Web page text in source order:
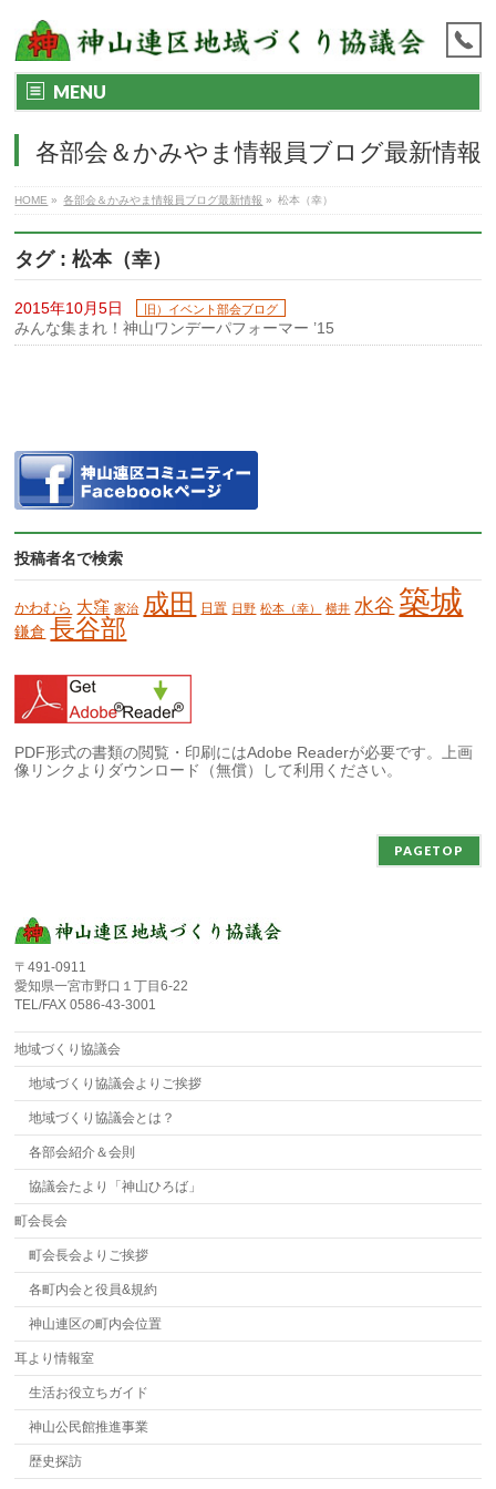
MENU
各部会＆かみやま情報員ブログ最新情報
HOME » 各部会＆かみやま情報員ブログ最新情報 » 松本（幸）
タグ : 松本（幸）
2015年10月5日 旧）イベント部会ブログ
みんな集まれ！神山ワンデーパフォーマー ’15
投稿者名で検索
かわむら 大窪 家治 成田 日置 日野 松本（幸） 横井 水谷 築城
鎌倉 長谷部
PDF形式の書類の閲覧・印刷にはAdobe Readerが必要です。上画
像リンクよりダウンロード（無償）して利用ください。
PAGETOP
〒491-0911
愛知県一宮市野口１丁目6-22
TEL/FAX 0586-43-3001
地域づくり協議会
地域づくり協議会よりご挨拶
地域づくり協議会とは？
各部会紹介＆会則
協議会たより「神山ひろば」
町会長会
町会長会よりご挨拶
各町内会と役員&規約
神山連区の町内会位置
耳より情報室
生活お役立ちガイド
神山公民館推進事業
歴史探訪